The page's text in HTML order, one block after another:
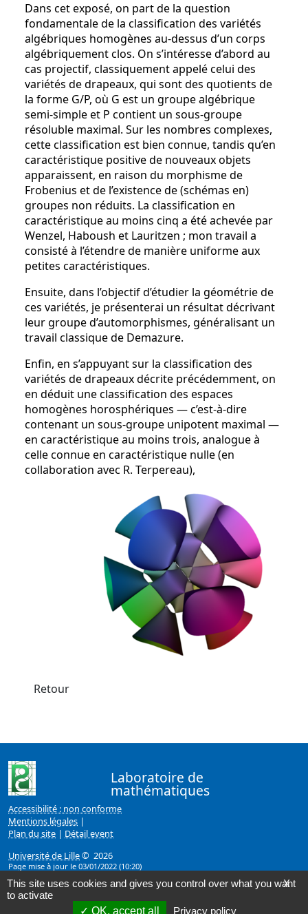
Dans cet exposé, on part de la question
fondamentale de la classification des variétés
algébriques homogènes au-dessus d’un corps
algébriquement clos. On s’intéresse d’abord au
cas projectif, classiquement appelé celui des
variétés de drapeaux, qui sont des quotients de
la forme G/P, où G est un groupe algébrique
semi-simple et P contient un sous-groupe
résoluble maximal. Sur les nombres complexes,
cette classification est bien connue, tandis qu’en
caractéristique positive de nouveaux objets
apparaissent, en raison du morphisme de
Frobenius et de l’existence de (schémas en)
groupes non réduits. La classification en
caractéristique au moins cinq a été achevée par
Wenzel, Haboush et Lauritzen ; mon travail a
consisté à l’étendre de manière uniforme aux
petites caractéristiques.
Ensuite, dans l’objectif d’étudier la géométrie de
ces variétés, je présenterai un résultat décrivant
leur groupe d’automorphismes, généralisant un
travail classique de Demazure.
Enfin, en s’appuyant sur la classification des
variétés de drapeaux décrite précédemment, on
en déduit une classification des espaces
homogènes horosphériques — c’est-à-dire
contenant un sous-groupe unipotent maximal —
en caractéristique au moins trois, analogue à
celle connue en caractéristique nulle (en
collaboration avec R. Terpereau),
Retour
Laboratoire de
mathématiques
Accessibilité : non conforme
Mentions légales |
Plan du site | Détail event
Université de Lille© 2026
Page mise à jour le 03/01/2022 (10:20)
X
This site uses cookies and gives you control over what you want
to activate
OK, accept all
Privacy policy